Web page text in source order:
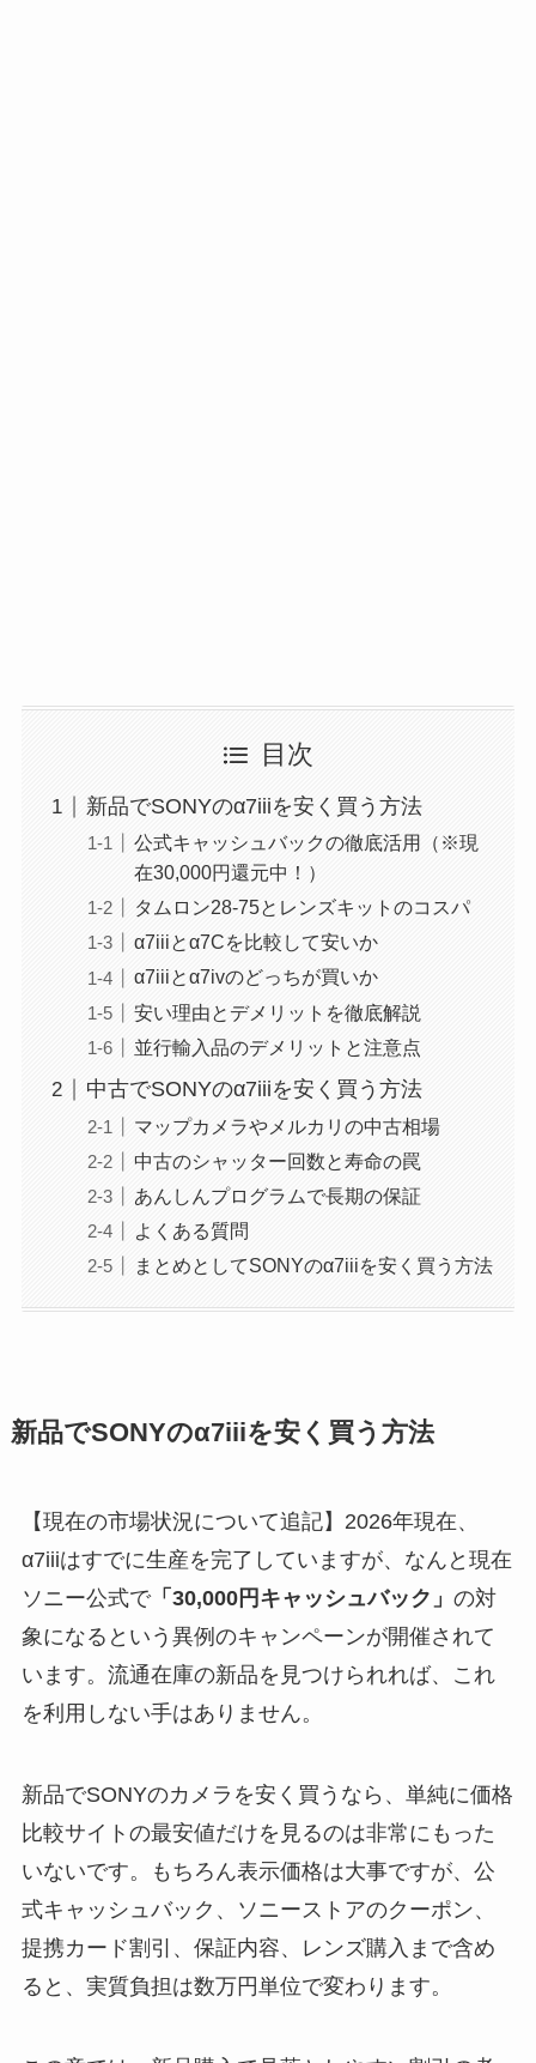
目次
新品でSONYのα7iiiを安く買う方法
公式キャッシュバックの徹底活用（※現
在30,000円還元中！）
タムロン28-75とレンズキットのコスパ
α7iiiとα7Cを比較して安いか
α7iiiとα7ivのどっちが買いか
安い理由とデメリットを徹底解説
並行輸入品のデメリットと注意点
中古でSONYのα7iiiを安く買う方法
マップカメラやメルカリの中古相場
中古のシャッター回数と寿命の罠
あんしんプログラムで長期の保証
よくある質問
まとめとしてSONYのα7iiiを安く買う方法
新品でSONYのα7iiiを安く買う方法
【現在の市場状況について追記】2026年現在、
α7iiiはすでに生産を完了していますが、なんと現在
ソニー公式で「30,000円キャッシュバック」 の対
象になるという異例のキャンペーンが開催されて
います。流通在庫の新品を見つけられれば、これ
を利用しない手はありません。
新品でSONYのカメラを安く買うなら、単純に価格
比較サイトの最安値だけを見るのは非常にもった
いないです。もちろん表示価格は大事ですが、公
式キャッシュバック、ソニーストアのクーポン、
提携カード割引、保証内容、レンズ購入まで含め
ると、実質負担は数万円単位で変わります。